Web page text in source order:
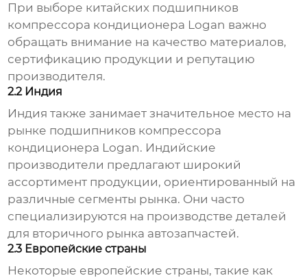
При выборе китайских подшипников
компрессора кондиционера Logan важно
обращать внимание на качество материалов,
сертификацию продукции и репутацию
производителя.
2.2 Индия
Индия также занимает значительное место на
рынке подшипников компрессора
кондиционера Logan. Индийские
производители предлагают широкий
ассортимент продукции, ориентированный на
различные сегменты рынка. Они часто
специализируются на производстве деталей
для вторичного рынка автозапчастей.
2.3 Европейские страны
Некоторые европейские страны, такие как